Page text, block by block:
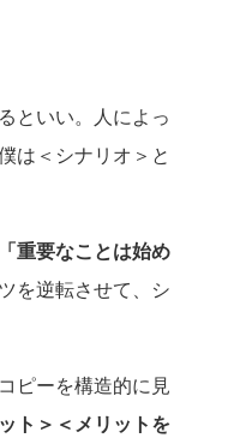
といい。人によっ
は＜シナリオ＞と
「重要なことは始め
を逆転させて、シ
ピーを構造的に見
ト＞＜メリットを